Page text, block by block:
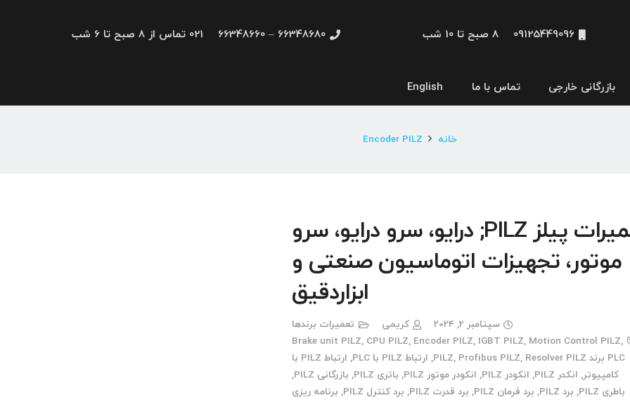
09125449096 8 صبح تا 10 شب 66348680 – 66348660 021 تماس از 8 صبح تا 6 شب
بازرگانی خارجی تماس با ما English
خانه Encoder PILZ
تعمیرات پیلز PILZ; درایو، سرو درایو، سرو
موتور، تجهیزات اتوماسیون صنعتی و
ابزاردقیق
سپتامبر 2, 2024 کریمی
تعمیرات برندها
Brake unit PILZ, CPU PILZ, Encoder PILZ, IGBT PILZ, Motion Control PILZ,
PLC برند PILZ
, Profibus PILZ, Resolver PILZ
, ارتباط PILZ با PLC ,
ارتباط PILZ با
کامپیوتر, انکدر PILZ , انکودر PILZ , انکودر موتور PILZ , باتری PILZ , بازرگانی PILZ
,
باطری PILZ
, برد PILZ , برد فرمان PILZ , برد قدرت PILZ , برد کنترل PILZ , برنامه ریزی